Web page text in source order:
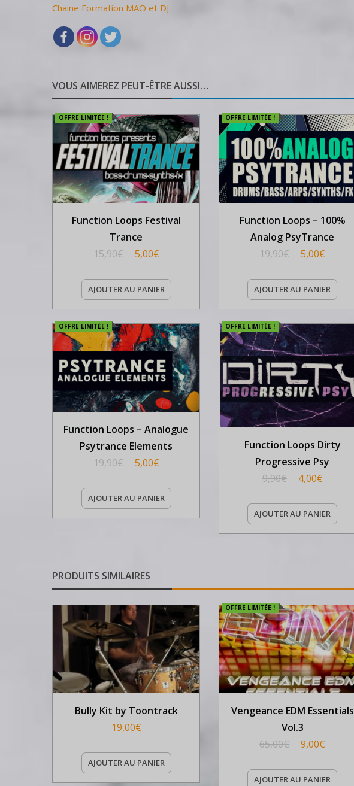
Chaine Formation MAO et DJ
VOUS AIMEREZ PEUT-ÊTRE AUSSI…
OFFRE LIMITÉE !
Function Loops Festival
Trance
15,90€ 5,00€
AJOUTER AU PANIER
OFFRE LIMITÉE !
Function Loops – 100%
Analog PsyTrance
19,90€ 5,00€
AJOUTER AU PANIER
OFFRE LIMITÉE !
Function Loops – Analogue
Psytrance Elements
19,90€ 5,00€
AJOUTER AU PANIER
OFFRE LIMITÉE !
Function Loops Dirty
Progressive Psy
9,90€ 4,00€
AJOUTER AU PANIER
PRODUITS SIMILAIRES
Bully Kit by Toontrack
19,00€
AJOUTER AU PANIER
OFFRE LIMITÉE !
Vengeance EDM Essentials
Vol.3
65,00€ 9,00€
AJOUTER AU PANIER